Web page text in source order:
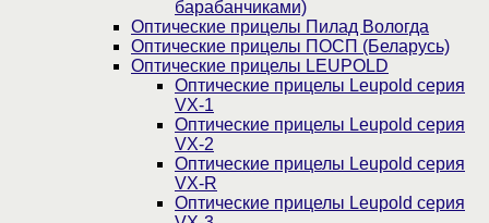
барабанчиками)
Оптические прицелы Пилад Вологда
Оптические прицелы ПОСП (Беларусь)
Оптические прицелы LEUPOLD
Оптические прицелы Leupold серия
VX-1
Оптические прицелы Leupold серия
VX-2
Оптические прицелы Leupold серия
VX-R
Оптические прицелы Leupold серия